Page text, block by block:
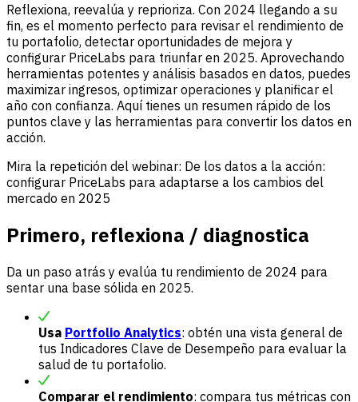
Reflexiona, reevalúa y reprioriza. Con 2024 llegando a su
fin, es el momento perfecto para revisar el rendimiento de
tu portafolio, detectar oportunidades de mejora y
configurar PriceLabs para triunfar en 2025. Aprovechando
herramientas potentes y análisis basados en datos, puedes
maximizar ingresos, optimizar operaciones y planificar el
año con confianza. Aquí tienes un resumen rápido de los
puntos clave y las herramientas para convertir los datos en
acción.
Mira la repetición del webinar: De los datos a la acción:
configurar PriceLabs para adaptarse a los cambios del
mercado en 2025
Primero, reflexiona / diagnostica
Da un paso atrás y evalúa tu rendimiento de 2024 para
sentar una base sólida en 2025.
Usa Portfolio Analytics: obtén una vista general de
tus Indicadores Clave de Desempeño para evaluar la
salud de tu portafolio.
Comparar el rendimiento: compara tus métricas con